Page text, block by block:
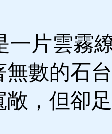
片雲霧
無數的石
敞，但卻